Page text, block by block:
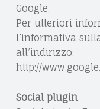
Google.
Per ulteriori
l’informativa
all’indirizzo:
http://
Social plugin